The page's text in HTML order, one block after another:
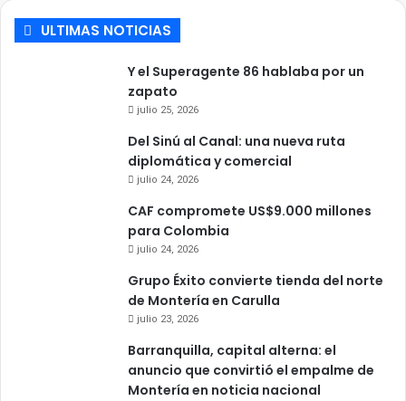
ULTIMAS NOTICIAS
Y el Superagente 86 hablaba por un
zapato
julio 25, 2026
Del Sinú al Canal: una nueva ruta
diplomática y comercial
julio 24, 2026
CAF compromete US$9.000 millones
para Colombia
julio 24, 2026
Grupo Éxito convierte tienda del norte
de Montería en Carulla
julio 23, 2026
Barranquilla, capital alterna: el
anuncio que convirtió el empalme de
Montería en noticia nacional